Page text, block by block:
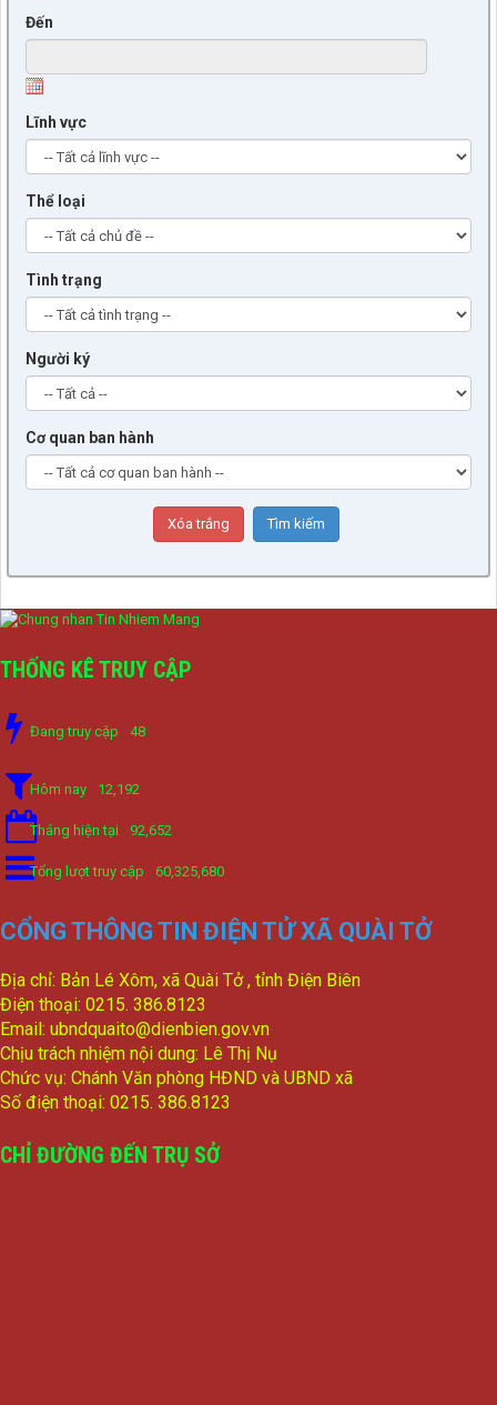
Đến
Lĩnh vực
Thể loại
Tình trạng
Người ký
Cơ quan ban hành
THỐNG KÊ TRUY CẬP
Đang truy cập 48
Hôm nay 12,192
Tháng hiện tại 92,652
Tổng lượt truy cập 60,325,680
CỔNG THÔNG TIN ĐIỆN TỬ XÃ QUÀI TỞ
Địa chỉ: Bản Lé Xôm, xã Quài Tở , tỉnh Điện Biên
Điện thoại: 0215. 386.8123
Email: ubndquaito@dienbien.gov.vn
Chịu trách nhiệm nội dung: Lê Thị Nụ
Chức vụ: Chánh Văn phòng HĐND và UBND xã
Số điện thoại: 0215. 386.8123
CHỈ ĐƯỜNG ĐẾN TRỤ SỞ